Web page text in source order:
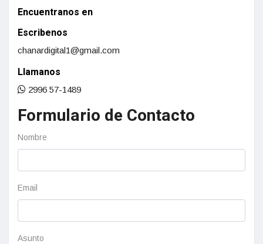
Encuentranos en
Escribenos
chanardigital1@gmail.com
Llamanos
2996 57-1489
Formulario de Contacto
Nombre
Email
Asunto